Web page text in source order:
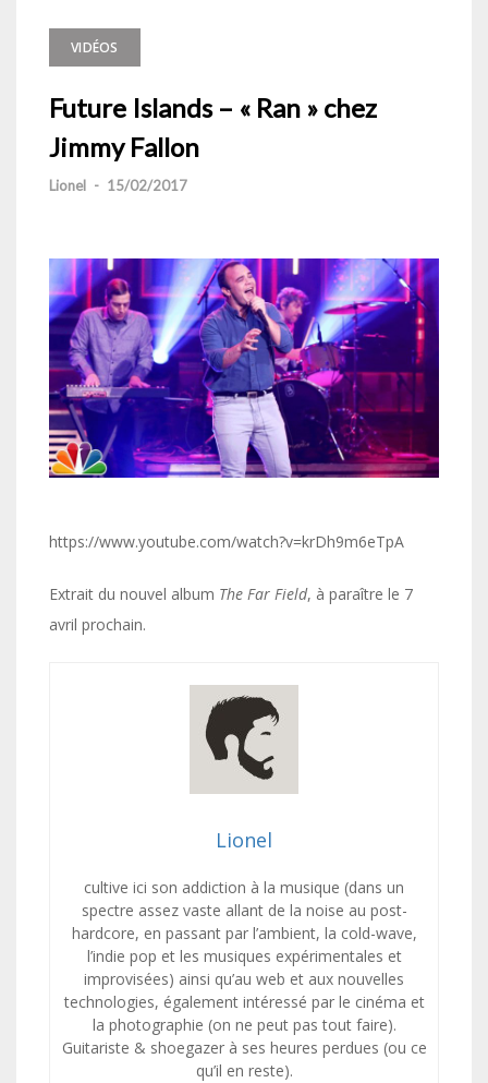
VIDÉOS
Future Islands – « Ran » chez
Jimmy Fallon
Lionel - 15/02/2017
https://www.youtube.com/watch?v=krDh9m6eTpA
Extrait du nouvel album The Far Field, à paraître le 7
avril prochain.
Lionel
cultive ici son addiction à la musique (dans un
spectre assez vaste allant de la noise au post-
hardcore, en passant par l’ambient, la cold-wave,
l’indie pop et les musiques expérimentales et
improvisées) ainsi qu’au web et aux nouvelles
technologies, également intéressé par le cinéma et
la photographie (on ne peut pas tout faire).
Guitariste & shoegazer à ses heures perdues (ou ce
qu’il en reste).